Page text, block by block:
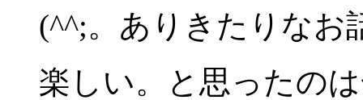
(^^;。ありきたりなお
楽しい。と思ったの